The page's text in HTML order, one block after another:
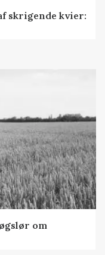
skrigende kvier:
om